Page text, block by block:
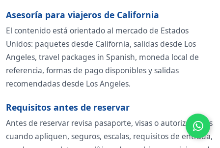
Asesoría para viajeros de California
El contenido está orientado al mercado de Estados
Unidos: paquetes desde California, salidas desde Los
Angeles, travel packages in Spanish, moneda local de
referencia, formas de pago disponibles y salidas
recomendadas desde Los Angeles.
Requisitos antes de reservar
Antes de reservar revisa pasaporte, visas o autorizaciones
cuando apliquen, seguros, escalas, requisitos de entrada,